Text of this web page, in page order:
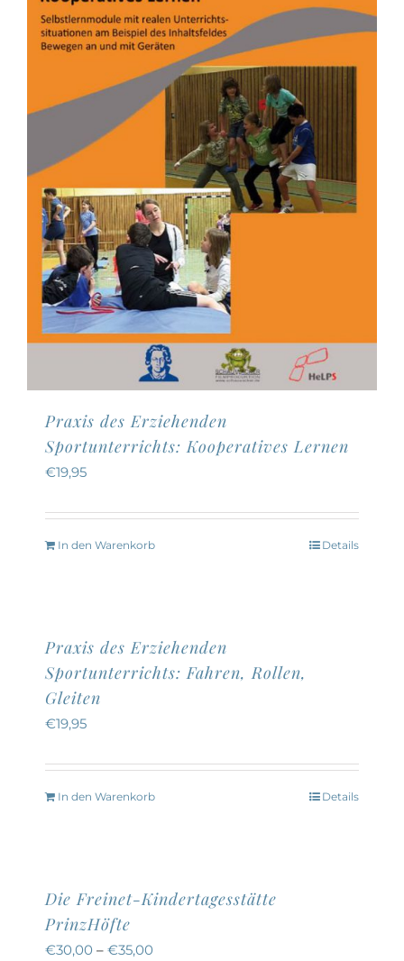
Praxis des Erziehenden
Sportunterrichts: Kooperatives Lernen
€19,95
In den Warenkorb Details
Praxis des Erziehenden
Sportunterrichts: Fahren, Rollen,
Gleiten
€19,95
In den Warenkorb Details
Die Freinet-Kindertagesstätte
PrinzHöfte
€30,00 – €35,00